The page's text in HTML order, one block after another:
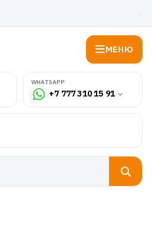
МЕНЮ
WHATSAPP
+7 777 310 15 91